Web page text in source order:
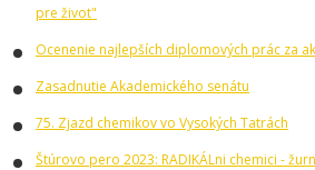
pre život"
Ocenenie najlepších diplomových prác za
Zasadnutie Akademického senátu
75. Zjazd chemikov vo Vysokých Tatrách
Štúrovo pero 2023: RADIKÁLni chemici -